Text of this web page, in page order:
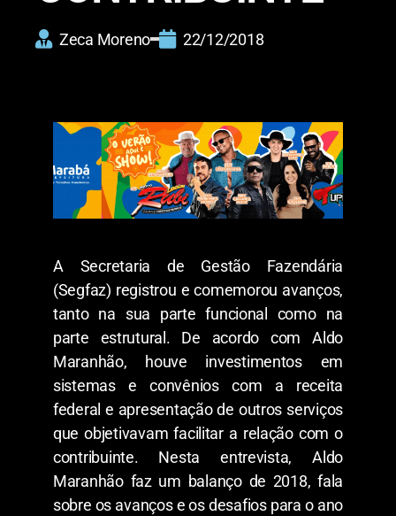
Zeca Moreno 22/12/2018
A Secretaria de Gestão Fazendária
(Segfaz) registrou e comemorou avanços,
tanto na sua parte funcional como na
parte estrutural. De acordo com Aldo
Maranhão, houve investimentos em
sistemas e convênios com a receita
federal e apresentação de outros serviços
que objetivavam facilitar a relação com o
contribuinte. Nesta entrevista, Aldo
Maranhão faz um balanço de 2018, fala
sobre os avanços e os desafios para o ano